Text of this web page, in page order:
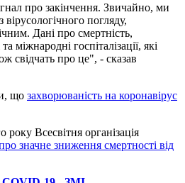
про закінчення. Звичайно, ми
погляду,
Дані про смертність,
міжнародні госпіталізації, які
свідчать про це", - сказав
що захворюваність на коронавірус
Всесвітня організація
значне зниження смертності від